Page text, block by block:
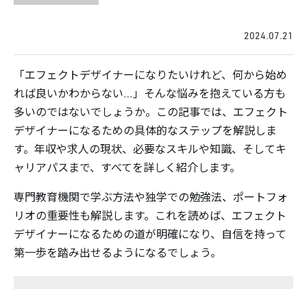
2024.07.21
「エフェクトデザイナーになりたいけれど、何から始め
れば良いかわからない…」そんな悩みを抱えている方も
多いのではないでしょうか。この記事では、エフェクト
デザイナーになるための具体的なステップを解説しま
す。年収や求人の現状、必要なスキルや知識、そしてキ
ャリアパスまで、すべてを詳しく紹介します。
専門教育機関で学ぶ方法や独学での勉強法、ポートフォ
リオの重要性も解説します。これを読めば、エフェクト
デザイナーになるための道が明確になり、自信を持って
第一歩を踏み出せるようになるでしょう。